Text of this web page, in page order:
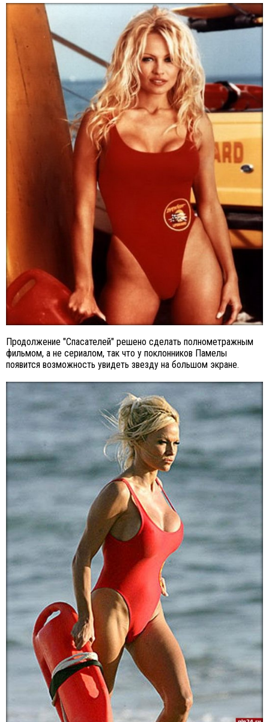
Продолжение "Спасателей" решено сделать полнометражным
фильмом, а не сериалом, так что у поклонников Памелы
появится возможность увидеть звезду на большом экране.